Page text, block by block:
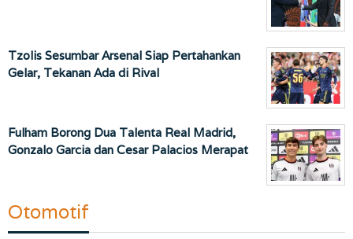
Tzolis Sesumbar Arsenal Siap Pertahankan
Gelar, Tekanan Ada di Rival
Fulham Borong Dua Talenta Real Madrid,
Gonzalo Garcia dan Cesar Palacios Merapat
Otomotif